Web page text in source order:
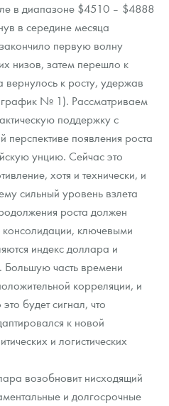
металлов
в диапазоне $4510 – $4888
в середине месяца
первую волну
низов, затем перешло к
к росту, удержав
№ 1). Рассматриваем
поддержку с
появления роста
унцию. Сейчас это
хотя и технически, и
сильный уровень взлета
роста должен
консолидации, ключевыми
индекс доллара и
Большую часть времени
корреляции, и
будет сигнал, что
к новой
и логистических
возобновит нисходящий
и долгосрочные